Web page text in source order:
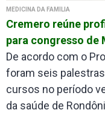
MEDICINA DA FAMÍLIA
Cremero reúne
para congresso de
De acordo com o
foram seis
cursos no período
da saúde de